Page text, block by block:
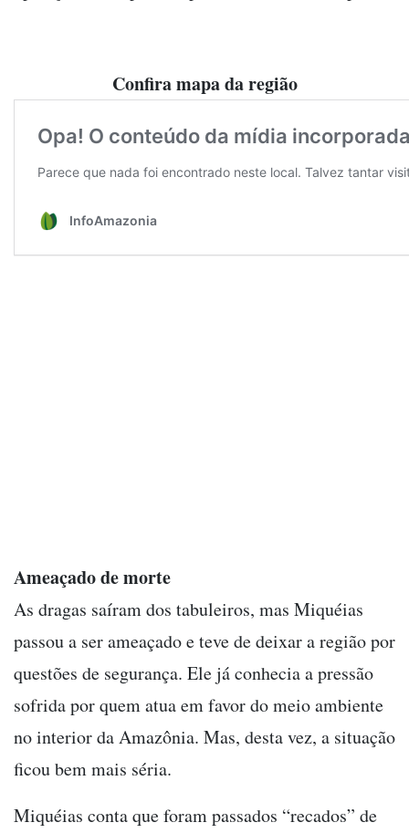
Confira mapa da região
Ameaçado de morte
As dragas saíram dos tabuleiros, mas Miquéias
passou a ser ameaçado e teve de deixar a região por
questões de segurança. Ele já conhecia a pressão
sofrida por quem atua em favor do meio ambiente
no interior da Amazônia. Mas, desta vez, a situação
ficou bem mais séria.
Miquéias conta que foram passados “recados” de